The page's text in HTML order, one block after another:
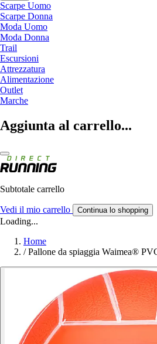
Scarpe Uomo
Scarpe Donna
Moda Uomo
Moda Donna
Trail
Escursioni
Attrezzatura
Alimentazione
Outlet
Marche
Aggiunta al carrello...
Subtotale carrello
Vedi il mio carrello Continua lo shopping
Loading...
Home
/ Pallone da spiaggia Waimea®